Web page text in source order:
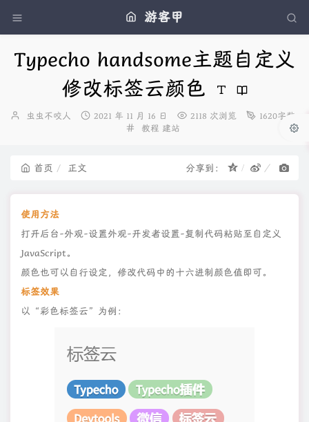
游客甲
Typecho handsome主题自定义
修改标签云颜色
博
虫虫不咬人
发
2021 年 11 月 16 日 2118 次浏览
1620字数
分
教程 建站
首页 正文 分享到：
使用方法
打开后台-外观-设置外观-开发者设置-复制代码粘贴至自定义
JavaScript。
颜色也可以自行设定，修改代码中的十六进制颜色值即可。
标签效果
以“彩色标签云”为例：